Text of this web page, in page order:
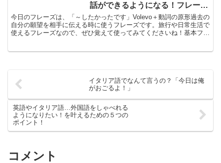
話ができるようになる！フレーズ
学習】
今日のフレーズは、「～したかったです」Volevo＋動詞の原形過去の
自分の願望を相手に伝える時に使うフレーズです。旅行や日常生活で
使えるフレーズなので、ぜひ覚えて使ってみてくださいね！基本フレ
イタリア語でなんて言うの？「今日は俺
がおごるよ！」
英語やイタリア語…外国語をしゃべれる
ようになりたい！を叶えるための５つの
ポイント！
コメント